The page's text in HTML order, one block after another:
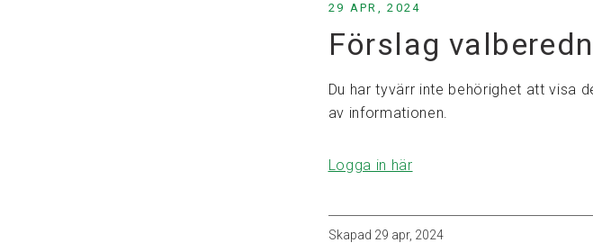
29 APR, 2024
Förslag
Du har tyvärr inte behörighet att visa
av informationen.
Logga in här
Skapad 29 apr, 2024